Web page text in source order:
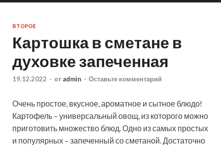
ВТОРОЕ
Картошка в сметане в
духовке запеченная
19.12.2022 - от admin - Оставьте комментарий
Очень простое, вкусное, ароматное и сытное блюдо!
Картофель – универсальный овощ, из которого можно
приготовить множество блюд. Одно из самых простых
и популярных – запеченный со сметаной. Достаточно